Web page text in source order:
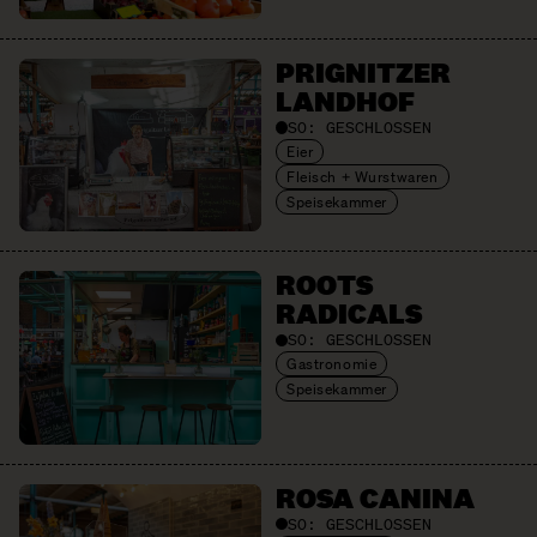
PRIGNITZER
LANDHOF
SO: GESCHLOSSEN
Eier
Fleisch + Wurstwaren
Speisekammer
ROOTS
RADICALS
SO: GESCHLOSSEN
Gastronomie
Speisekammer
ROSA CANINA
SO: GESCHLOSSEN